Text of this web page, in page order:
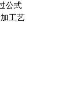
公式
工艺